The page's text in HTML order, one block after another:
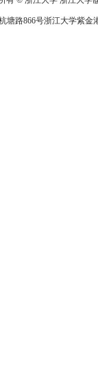
塘路866号浙江大学紫金